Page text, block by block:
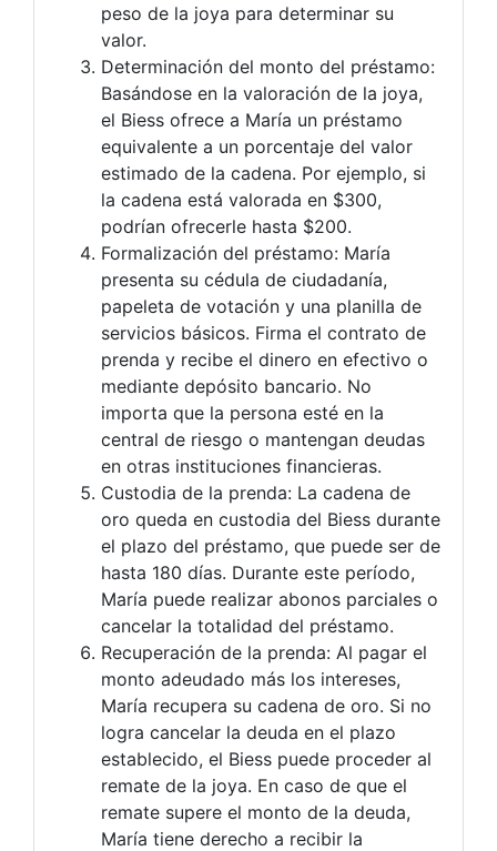
peso de la joya para determinar su
valor.
Determinación del monto del préstamo:
Basándose en la valoración de la joya,
el Biess ofrece a María un préstamo
equivalente a un porcentaje del valor
estimado de la cadena. Por ejemplo, si
la cadena está valorada en $300,
podrían ofrecerle hasta $200.
Formalización del préstamo: María
presenta su cédula de ciudadanía,
papeleta de votación y una planilla de
servicios básicos. Firma el contrato de
prenda y recibe el dinero en efectivo o
mediante depósito bancario. No
importa que la persona esté en la
central de riesgo o mantengan deudas
en otras instituciones financieras.
Custodia de la prenda: La cadena de
oro queda en custodia del Biess durante
el plazo del préstamo, que puede ser de
hasta 180 días. Durante este período,
María puede realizar abonos parciales o
cancelar la totalidad del préstamo.
Recuperación de la prenda: Al pagar el
monto adeudado más los intereses,
María recupera su cadena de oro. Si no
logra cancelar la deuda en el plazo
establecido, el Biess puede proceder al
remate de la joya. En caso de que el
remate supere el monto de la deuda,
María tiene derecho a recibir la